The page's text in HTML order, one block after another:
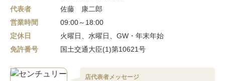
代表者
佐藤 康二郎
営業時間
09:00～18:00
定休日
火曜日、水曜日、GW・年末年始
免許番号
国土交通大臣(1)第10621号
店代表者メッセージ